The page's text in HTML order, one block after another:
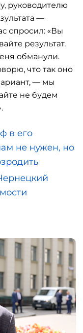
руководителю
—
спросил: «Вы
результат.
обманули.
что так оно
— мы
не будем
в его
не нужен, но